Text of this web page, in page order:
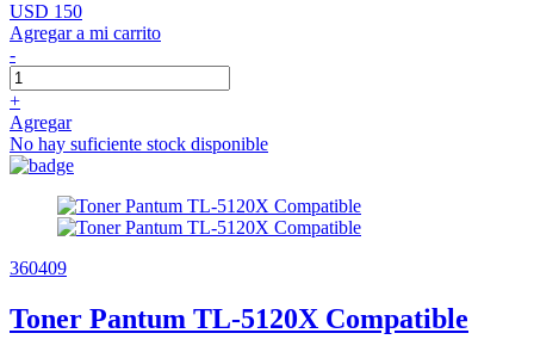
USD 150
Agregar a mi carrito
-
+
Agregar
No hay suficiente stock disponible
360409
Toner Pantum TL-5120X Compatible